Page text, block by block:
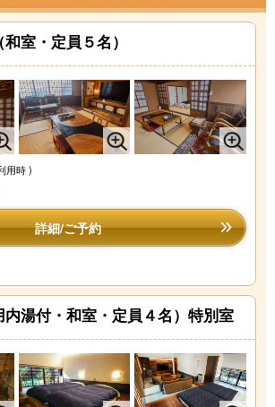
室・定員５名）
用時 )
詳細/ご予約
内湯付・和室・定員４名）特別室